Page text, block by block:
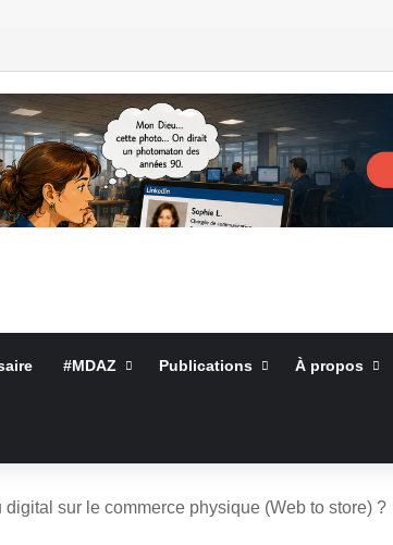
#MDAZ Publications À propos
digital sur le commerce physique (Web to store) ?